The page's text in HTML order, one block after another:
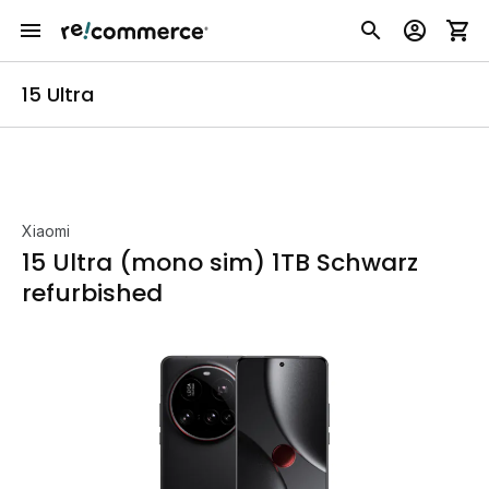
15 Ultra
Xiaomi
15 Ultra (mono sim) 1TB Schwarz
refurbished